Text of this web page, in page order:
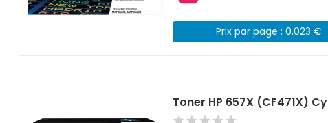
Prix par page : 0.023 €
Toner HP 657X (CF471X)